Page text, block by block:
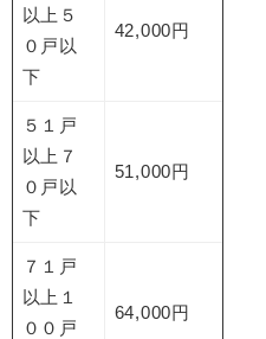
以上５
０戸以
下
42,000円
５１戸
以上７
０戸以
下
51,000円
７１戸
以上１
００戸
64,000円